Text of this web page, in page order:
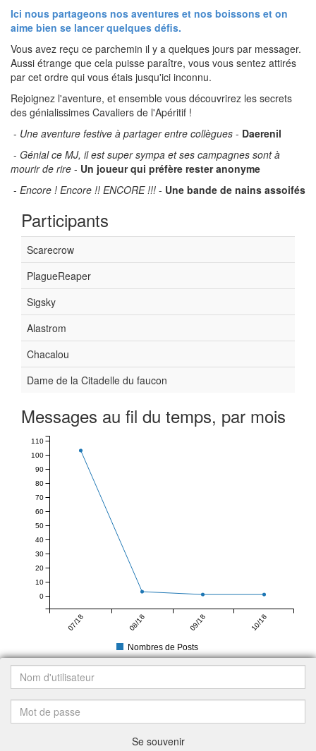
Ici nous partageons nos aventures et nos boissons et on
aime bien se lancer quelques défis.
Vous avez reçu ce parchemin il y a quelques jours par messager.
Aussi étrange que cela puisse paraître, vous vous sentez attirés
par cet ordre qui vous étais jusqu'ici inconnu.
Rejoignez l'aventure, et ensemble vous découvrirez les secrets
des génialissimes Cavaliers de l'Apéritif !
- Une aventure festive à partager entre collègues - Daerenil
- Génial ce MJ, il est super sympa et ses campagnes sont à
mourir de rire - Un joueur qui préfère rester anonyme
- Encore ! Encore !! ENCORE !!! - Une bande de nains assoifés
Participants
Scarecrow
PlagueReaper
Sigsky
Alastrom
Chacalou
Dame de la Citadelle du faucon
Messages au fil du temps, par mois
07/18 08/18 09/18 10/18
0
10
20
30
40
50
60
70
80
90
100
110
Nombres de Posts
Se souvenir